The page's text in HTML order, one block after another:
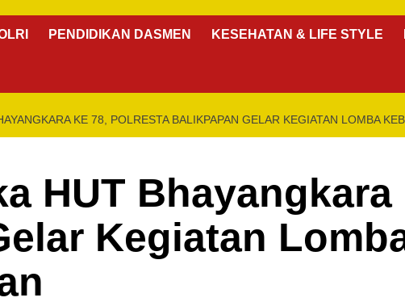
PENDIDIKAN DASMEN KESEHATAN & LIFE STYLE
KE 78, POLRESTA BALIKPAPAN GELAR KEGIATAN LOMBA
HUT
Kegiatan